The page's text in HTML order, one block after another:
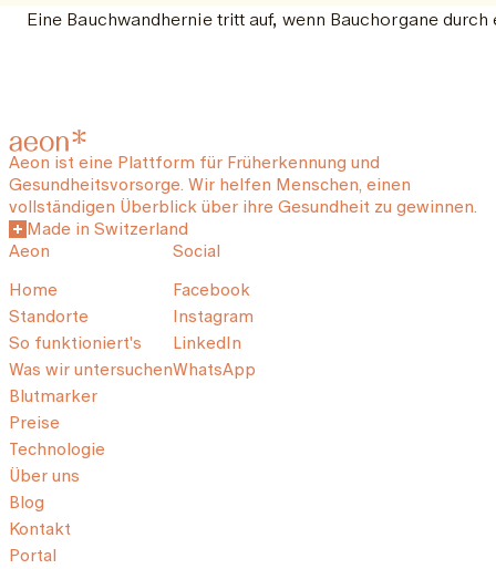
Eine Bauchwandhernie tritt auf, wenn Bauchorgane
Aeon ist eine Plattform für Früherkennung und
Gesundheitsvorsorge. Wir helfen Menschen, einen
vollständigen Überblick über ihre Gesundheit zu gewinnen.
Made in Switzerland
Aeon
Home
Standorte
So funktioniert's
Was wir untersuchen
Blutmarker
Preise
Technologie
Über uns
Blog
Kontakt
Portal
Social
Facebook
Instagram
LinkedIn
WhatsApp